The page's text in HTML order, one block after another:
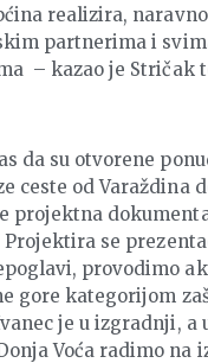
realizira,
partnerima i
– kazao je Stričak
da su otvorene
ceste od Varaždina
projektna
Projektira se
provodimo
gore kategorijom
je u izgradnji, a
Voća radimo na